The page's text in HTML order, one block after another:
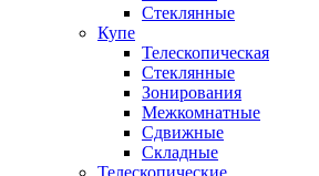
Стеклянные
Купе
Телескопическая
Стеклянные
Зонирования
Межкомнатные
Сдвижные
Складные
Телескопические